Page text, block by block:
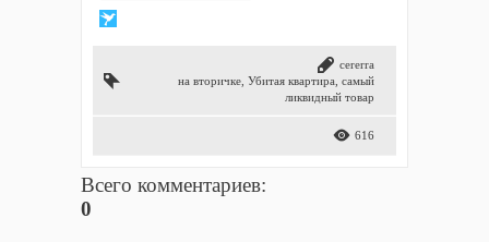
cererra
на вторичке Убитая квартира самый
ликвидный товар
616
Всего комментариев:
0